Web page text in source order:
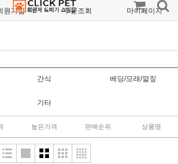
원가입 주문조회 마이페이지
간식 베딩/모래/깔짚
기타
높은가격 판매순위 상품명